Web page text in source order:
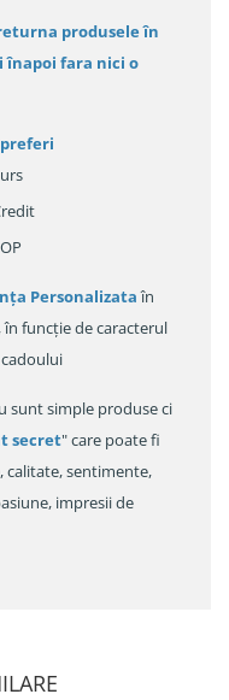
produsele în
înapoi fara nici o
Personalizataîn
funcție de caracterul
sunt simple produse ci
secret" care poate fi
calitate, sentimente,
impresii de